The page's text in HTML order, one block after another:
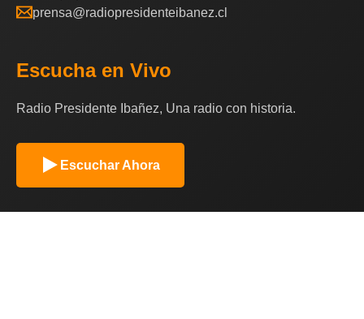
prensa@radiopresidenteibanez.cl
Escucha en Vivo
Radio Presidente Ibañez, Una radio con historia.
Escuchar Ahora